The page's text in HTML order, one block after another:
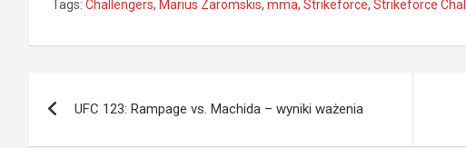
Tags: Challengers, Marius Zaromskis, mma, Strikeforce, Strikeforce
wpisu
UFC 123: Rampage vs. Machida – wyniki ważenia